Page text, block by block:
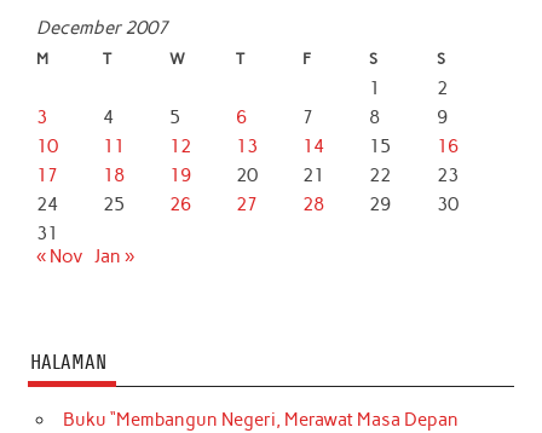
December 2007
M T W T F S S
1
2
3
4 5 6 7 8
9
10
11 12 13 14 15
16
17
18 19 20 21 22
23
24
25 26 27 28 29
30
31
« Nov
Jan »
HALAMAN
Buku “Membangun Negeri, Merawat Masa Depan